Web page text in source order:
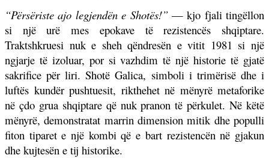
“Përsëriste ajo legjendën e Shotës!”— kjo fjali tingëllon
si një urë mes epokave të rezistencës shqiptare.
Traktshkruesi nuk e sheh qëndresën e vitit 1981 si një
ngjarje të izoluar, por si vazhdim të një historie të gjatë
sakrifice për liri. Shotë Galica, simboli i trimërisë dhe i
luftës kundër pushtuesit, rikthehet në mënyrë metaforike
në çdo grua shqiptare që nuk pranon të përkulet. Në këtë
mënyrë, demonstratat marrin dimension mitik dhe populli
fiton tiparet e një kombi që e bart rezistencën në gjakun
dhe kujtesën e tij historike.